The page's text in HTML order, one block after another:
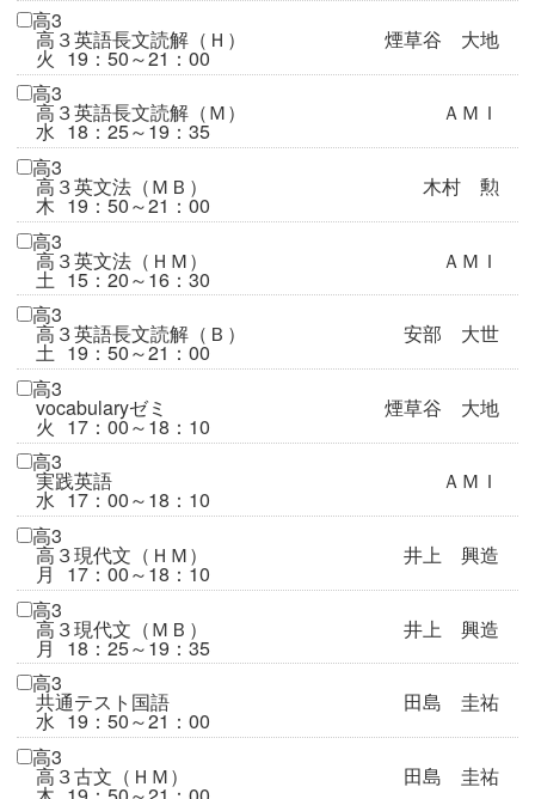
高3
高３英語長文読解（Ｈ） 煙草谷 大地
火 19：50～21：00
高3
高３英語長文読解（Ｍ） ＡＭＩ
水 18：25～19：35
高3
高３英文法（ＭＢ） 木村 勲
木 19：50～21：00
高3
高３英文法（ＨＭ） ＡＭＩ
土 15：20～16：30
高3
高３英語長文読解（Ｂ） 安部 大世
土 19：50～21：00
高3
vocabularyゼミ 煙草谷 大地
火 17：00～18：10
高3
実践英語 ＡＭＩ
水 17：00～18：10
高3
高３現代文（ＨＭ） 井上 興造
月 17：00～18：10
高3
高３現代文（ＭＢ） 井上 興造
月 18：25～19：35
高3
共通テスト国語 田島 圭祐
水 19：50～21：00
高3
高３古文（ＨＭ） 田島 圭祐